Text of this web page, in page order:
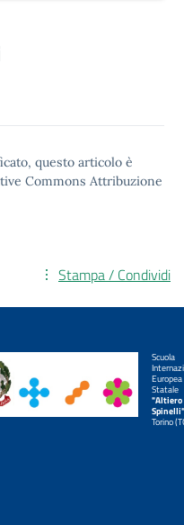
questo articolo è
Commons Attribuzione
Stampa / Condividi
Scuola
Europea
Statale
"Altiero
Torino